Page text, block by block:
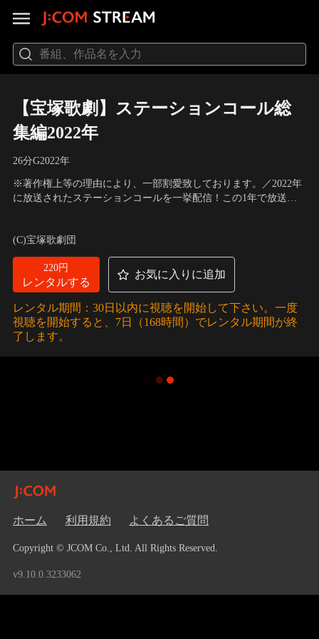
【宝塚歌劇】ステーションコール総
集編2022年
26分G2022年
※著作権上等の理由により、一部割愛致しております。／2022年
に放送されたステーションコールを一挙配信！この1年で放送さ
(C)宝塚歌劇団
220円
レンタルする
お気に入りに追加
レンタル期間：30日以内に視聴を開始して下さい。一度
視聴を開始すると、7日（168時間）でレンタル期間が終
了します。
ホーム 利用規約 よくあるご質問
Copyright © JCOM Co., Ltd. All Rights Reserved.
v9.10.0.3233062